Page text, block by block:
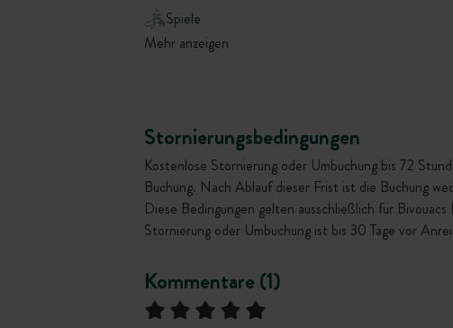
Spiele
Mehr anzeigen
Stornierungsbedingungen
Kostenlose Stornierung oder Umbuchung bis 72
Buchung. Nach Ablauf dieser Frist ist die Buchung
Diese Bedingungen gelten ausschließlich für
Stornierung oder Umbuchung ist bis 30 Tage vor
Kommentare (1)